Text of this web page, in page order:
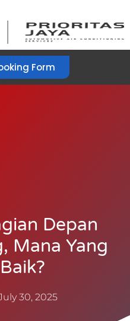
Form
Depan
Mana Yang
30, 2025